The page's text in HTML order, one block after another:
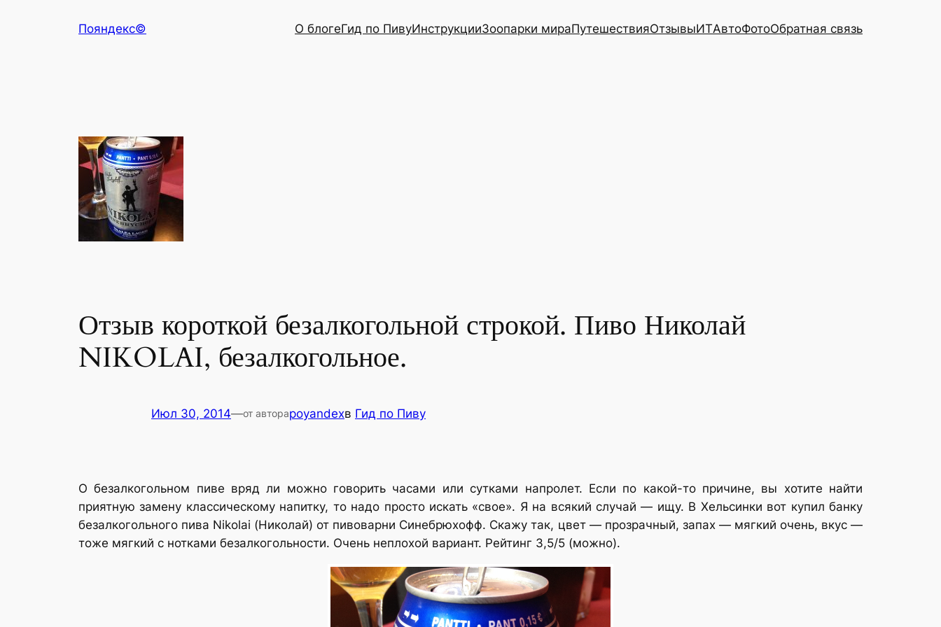
Пояндекс© О блогеГид по ПивуИнструкцииЗоопарки мираПутешествияОтзывыИТАвтоФотоОбратная связь
Отзыв короткой безалкогольной строкой. Пиво Николай
NIKOLAI, безалкогольное.
Июл 30, 2014—от автораpoyandexв Гид по Пиву
О безалкогольном пиве вряд ли можно говорить часами или сутками напролет. Если по какой-то причине, вы хотите найти
приятную замену классическому напитку, то надо просто искать «свое». Я на всякий случай — ищу. В Хельсинки вот купил банку
безалкогольного пива Nikolai (Николай) от пивоварни Синебрюхофф. Скажу так, цвет — прозрачный, запах — мягкий очень, вкус —
тоже мягкий с нотками безалкогольности. Очень неплохой вариант. Рейтинг 3,5/5 (можно).